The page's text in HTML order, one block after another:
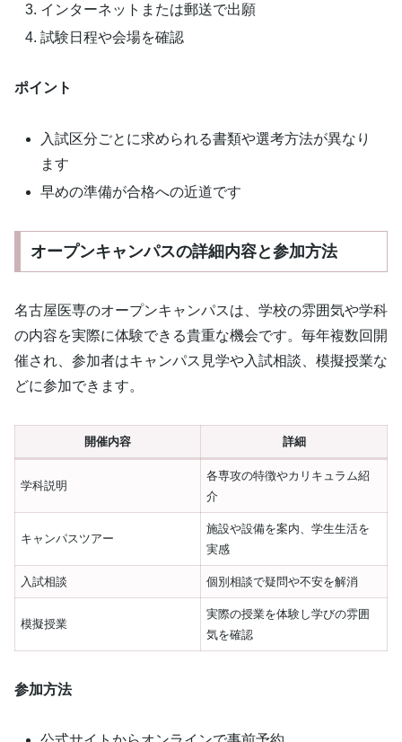
インターネットまたは郵送で出願
試験日程や会場を確認
ポイント
入試区分ごとに求められる書類や選考方法が異なり
ます
早めの準備が合格への近道です
オープンキャンパスの詳細内容と参加方法
名古屋医専のオープンキャンパスは、学校の雰囲気や学科
の内容を実際に体験できる貴重な機会です。毎年複数回開
催され、参加者はキャンパス見学や入試相談、模擬授業な
どに参加できます。
開催内容 詳細
学科説明
各専攻の特徴やカリキュラム紹
介
キャンパスツアー
施設や設備を案内、学生生活を
実感
入試相談 個別相談で疑問や不安を解消
模擬授業
実際の授業を体験し学びの雰囲
気を確認
参加方法